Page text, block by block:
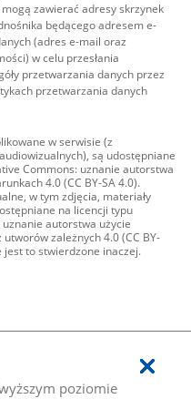
poziomie
zawierać adresy skrzynek
będącego adresem e-
(adres e-mail oraz
w celu przesłania
przetwarzania danych przez
przetwarzania danych
w serwisie (z
są udostępniane
Commons: uznanie autorstwa
4.0 (CC BY-SA 4.0).
w tym zdjęcia, materiały
na licencji typu
autorstwa użycie
zależnych 4.0 (CC BY-
jest to stwierdzone inaczej.